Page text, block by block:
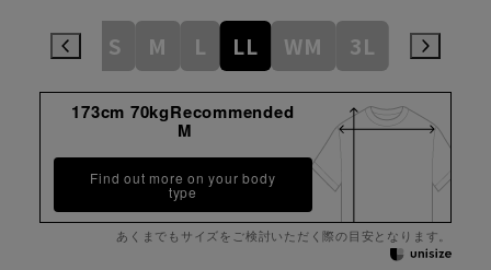
S M L LL WM 3L WL
173cm 70kgRecommended
M
Find out more on your body
type
あくまでもサイズをご検討いただく際の目安となります。